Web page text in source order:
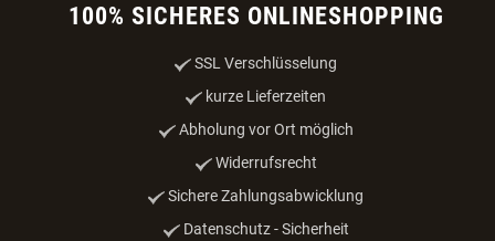
100% SICHERES ONLINESHOPPING
SSL Verschlüsselung
kurze Lieferzeiten
Abholung vor Ort möglich
Widerrufsrecht
Sichere Zahlungsabwicklung
Datenschutz - Sicherheit